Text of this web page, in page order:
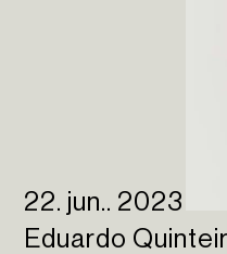
22. jun.. 2023
Eduardo